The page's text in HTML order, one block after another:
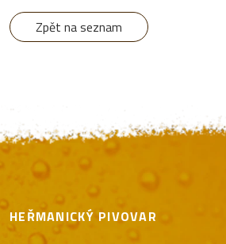
HEŘMANICKÝ PIVOVAR